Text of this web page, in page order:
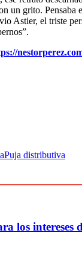
un grito. Pensaba
Astier, el triste
Puja distributiva
los intereses